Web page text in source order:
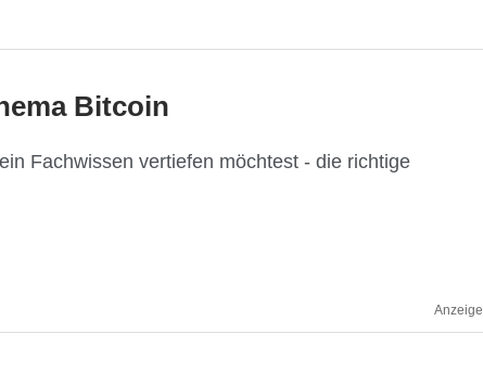
Bitcoin
Fachwissen vertiefen möchtest - die richtige
Anzeige